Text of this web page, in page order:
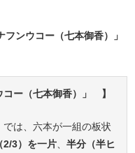
フンウコー（七本御香）」
ー（七本御香）」 】
は、六本が一組の板状
2/3）を一片、半分（半ヒ